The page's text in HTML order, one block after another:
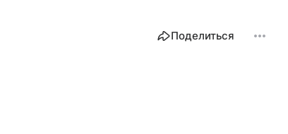
Поделиться